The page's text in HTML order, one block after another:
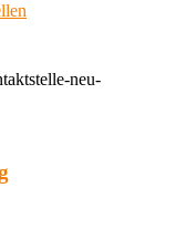
neu-